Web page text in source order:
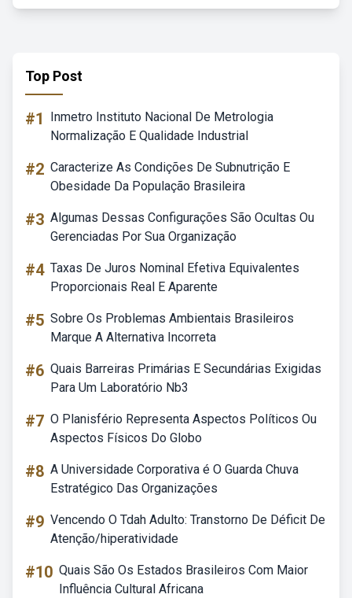
Top Post
#1
Inmetro Instituto Nacional De Metrologia
Normalização E Qualidade Industrial
#2 Caracterize As Condições De Subnutrição E
Obesidade Da População Brasileira
#3 Algumas Dessas Configurações São Ocultas Ou
Gerenciadas Por Sua Organização
#4 Taxas De Juros Nominal Efetiva Equivalentes
Proporcionais Real E Aparente
#5 Sobre Os Problemas Ambientais Brasileiros
Marque A Alternativa Incorreta
#6 Quais Barreiras Primárias E Secundárias Exigidas
Para Um Laboratório Nb3
#7 O Planisfério Representa Aspectos Políticos Ou
Aspectos Físicos Do Globo
#8 A Universidade Corporativa é O Guarda Chuva
Estratégico Das Organizações
#9 Vencendo O Tdah Adulto: Transtorno De Déficit De
Atenção/hiperatividade
#10 Quais São Os Estados Brasileiros Com Maior
Influência Cultural Africana